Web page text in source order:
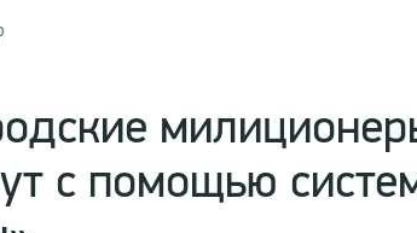
с помощью